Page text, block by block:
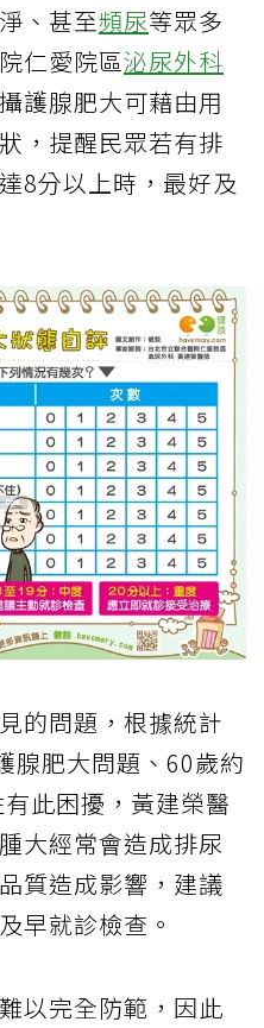
、甚至頻尿等眾多
仁愛院區泌尿外科
護腺肥大可藉由用
，提醒民眾若有排
8分以上時，最好及
的問題，根據統計
腺肥大問題、60歲約
此困擾，黃建榮醫
大經常會造成排尿
質造成影響，建議
早就診檢查。
以完全防範，因此